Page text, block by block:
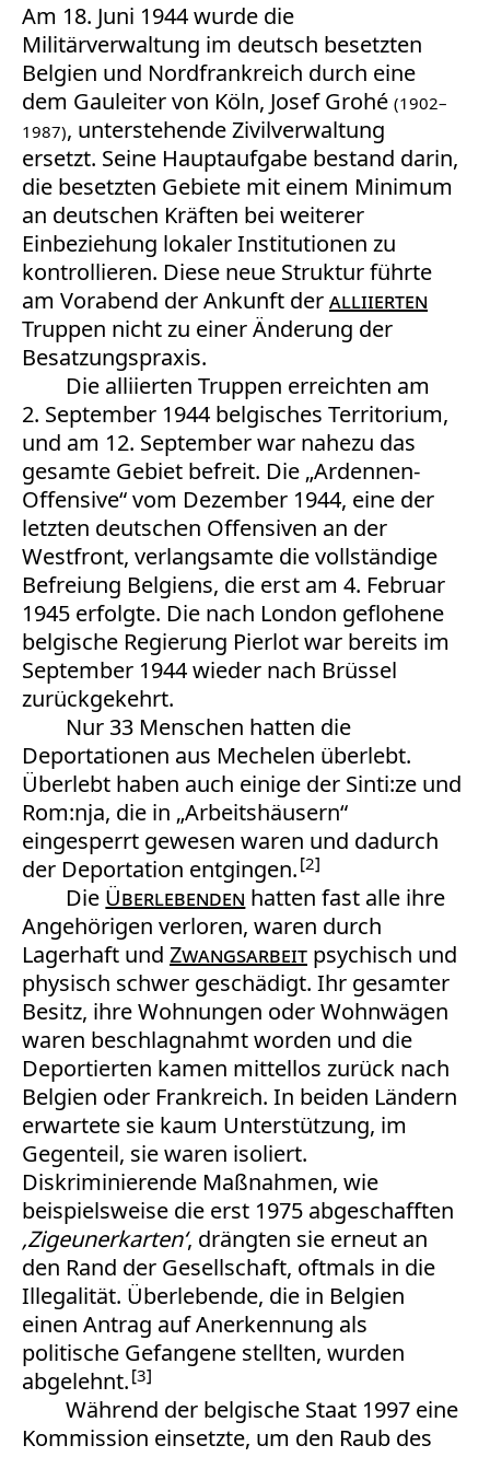
Am 18. Juni 1944 wurde die
Militärverwaltung im deutsch besetzten
Belgien und Nordfrankreich durch eine
dem Gauleiter von Köln, Josef Grohé (1902–
1987), unterstehende Zivilverwaltung
ersetzt. Seine Hauptaufgabe bestand darin,
die besetzten Gebiete mit einem Minimum
an deutschen Kräften bei weiterer
Einbeziehung lokaler Institutionen zu
kontrollieren. Diese neue Struktur führte
am Vorabend der Ankunft deralliierten
Truppen nicht zu einer Änderung der
Besatzungspraxis.
Die alliierten Truppen erreichten am
2. September 1944 belgisches Territorium,
und am 12. September war nahezu das
gesamte Gebiet befreit. Die „Ardennen-
Offensive“ vom Dezember 1944, eine der
letzten deutschen Offensiven an der
Westfront, verlangsamte die vollständige
Befreiung Belgiens, die erst am 4. Februar
1945 erfolgte. Die nach London geflohene
belgische Regierung Pierlot war bereits im
September 1944 wieder nach Brüssel
zurückgekehrt.
Nur 33 Menschen hatten die
Deportationen aus Mechelen überlebt.
Überlebt haben auch einige der Sinti:ze und
Rom:nja, die in „Arbeitshäusern“
eingesperrt gewesen waren und dadurch
der Deportation entgingen. 2
Die Überlebenden hatten fast alle ihre
Angehörigen verloren, waren durch
Lagerhaft und Zwangsarbeit psychisch und
physisch schwer geschädigt. Ihr gesamter
Besitz, ihre Wohnungen oder Wohnwägen
waren beschlagnahmt worden und die
Deportierten kamen mittellos zurück nach
Belgien oder Frankreich. In beiden Ländern
erwartete sie kaum Unterstützung, im
Gegenteil, sie waren isoliert.
Diskriminierende Maßnahmen, wie
beispielsweise die erst 1975 abgeschafften
‚Zigeunerkarten‘, drängten sie erneut an
den Rand der Gesellschaft, oftmals in die
Illegalität. Überlebende, die in Belgien
einen Antrag auf Anerkennung als
politische Gefangene stellten, wurden
abgelehnt. 3
Während der belgische Staat 1997 eine
Kommission einsetzte, um den Raub des